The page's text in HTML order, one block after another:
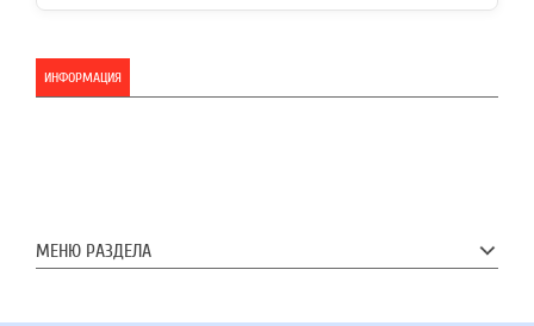
ИНФОРМАЦИЯ
МЕНЮ РАЗДЕЛА